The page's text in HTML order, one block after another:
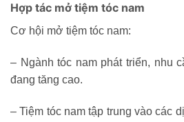
Hợp tác mở tiệm tóc nam
Cơ hội mở tiệm tóc nam:
– Ngành tóc nam phát triển, nhu
đang tăng cao.
– Tiệm tóc nam tập trung vào các